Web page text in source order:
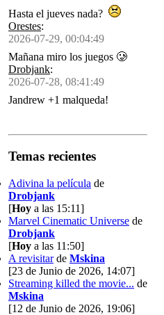
Hasta el jueves nada?
Orestes:
2026-07-29, 00:04:49
Mañana miro los juegos 🥲
Drobjank:
2026-07-28, 08:41:49
Jandrew +1 malqueda!
Temas recientes
Adivina la película de
Drobjank
[Hoy a las 15:11]
Marvel Cinematic Universe de
Drobjank
[Hoy a las 11:50]
A revisitarde Mskina
[23 de Junio de 2026, 14:07]
Streaming killed the movie... de
Mskina
[12 de Junio de 2026, 19:06]